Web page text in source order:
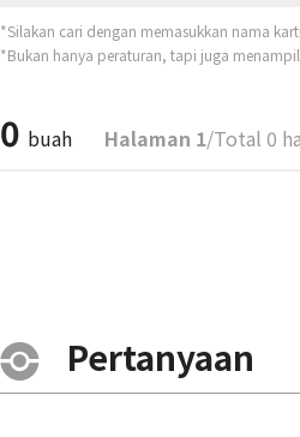
*Silakan cari dengan memasukkan nama
*Bukan hanya peraturan, tapi juga
0 buah Halaman 1/Total 0
Pertanyaan